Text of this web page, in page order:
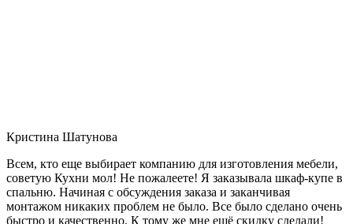
Кристина Шатунова
Всем, кто еще выбирает компанию для изготовления мебели,
советую Кухни мол! Не пожалеете! Я заказывала шкаф-купе в
спальню. Начиная с обсуждения заказа и заканчивая
монтажом никаких проблем не было. Все было сделано очень
быстро и качественно. К тому же мне ещё скидку сделали!